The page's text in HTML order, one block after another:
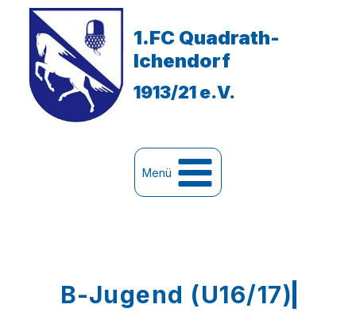
springen
1.FC Quadrath-
Ichendorf
1913/21 e.V.
Menü
B-Jugend (U16/17)